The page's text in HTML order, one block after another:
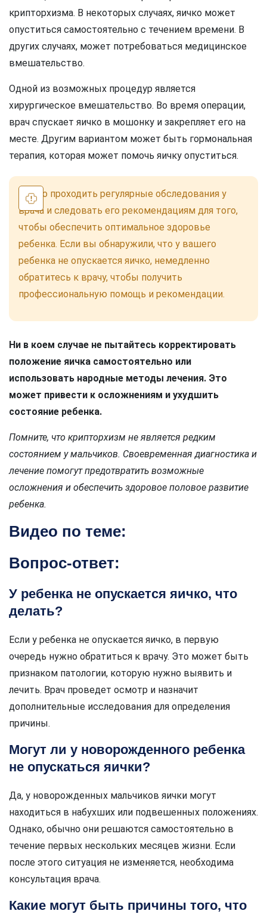
крипторхизма. В некоторых случаях, яичко может
опуститься самостоятельно с течением времени. В
других случаях, может потребоваться медицинское
вмешательство.
Одной из возможных процедур является
хирургическое вмешательство. Во время операции,
врач спускает яичко в мошонку и закрепляет его на
месте. Другим вариантом может быть гормональная
терапия, которая может помочь яичку опуститься.
Важно проходить регулярные обследования у
врача и следовать его рекомендациям для того,
чтобы обеспечить оптимальное здоровье
ребенка. Если вы обнаружили, что у вашего
ребенка не опускается яичко, немедленно
обратитесь к врачу, чтобы получить
профессиональную помощь и рекомендации.
Ни в коем случае не пытайтесь корректировать
положение яичка самостоятельно или
использовать народные методы лечения. Это
может привести к осложнениям и ухудшить
состояние ребенка.
Помните, что крипторхизм не является редким
состоянием у мальчиков. Своевременная диагностика и
лечение помогут предотвратить возможные
осложнения и обеспечить здоровое половое развитие
ребенка.
Видео по теме:
Вопрос-ответ:
У ребенка не опускается яичко, что
делать?
Если у ребенка не опускается яичко, в первую
очередь нужно обратиться к врачу. Это может быть
признаком патологии, которую нужно выявить и
лечить. Врач проведет осмотр и назначит
дополнительные исследования для определения
причины.
Могут ли у новорожденного ребенка
не опускаться яички?
Да, у новорожденных мальчиков яички могут
находиться в набухших или подвешенных положениях.
Однако, обычно они решаются самостоятельно в
течение первых нескольких месяцев жизни. Если
после этого ситуация не изменяется, необходима
консультация врача.
Какие могут быть причины того, что